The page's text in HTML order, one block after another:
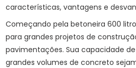
características, vantagens e
Começando pela betoneira 600
para grandes projetos de
pavimentações. Sua capacidade
grandes volumes de concreto